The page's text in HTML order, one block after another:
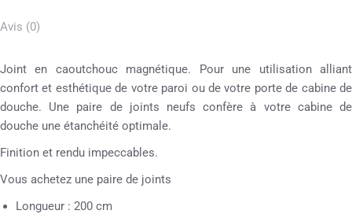
Avis (0)
Joint en caoutchouc magnétique. Pour une utilisation alliant
confort et esthétique de votre paroi ou de votre porte de cabine de
douche. Une paire de joints neufs confère à votre cabine de
douche une étanchéité optimale.
Finition et rendu impeccables.
Vous achetez une paire de joints
Longueur : 200 cm